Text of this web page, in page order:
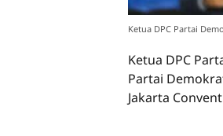
Ketua DPC Partai
Ketua DPC
Partai
Jakarta